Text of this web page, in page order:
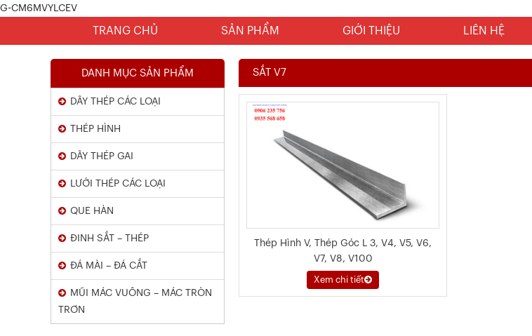
G-CM6MVYLCEV
TRANG CHỦ SẢN PHẨM GIỚI THIỆU LIÊN HỆ
SẮT V7
Thép Hình V, Thép Góc L 3, V4, V5, V6,
V7, V8, V100
Xem chi tiết
DANH MỤC SẢN PHẨM
DÂY THÉP CÁC LOẠI
THÉP HÌNH
DÂY THÉP GAI
LƯỚI THÉP CÁC LOẠI
QUE HÀN
ĐINH SẮT – THÉP
ĐÁ MÀI – ĐÁ CẮT
MŨI MÁC VUÔNG – MÁC TRÒN
TRƠN
Chứng Chỉ Dây Mạ Kẽm Nhúng
Nóng